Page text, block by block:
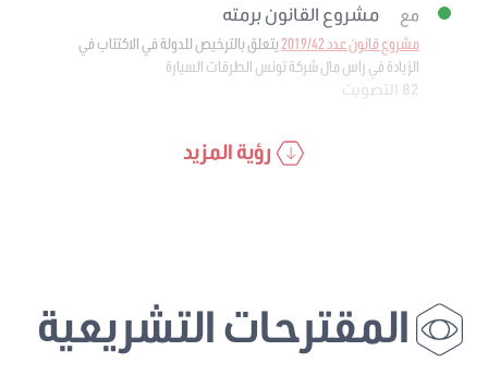
مع مشروع القانون برمته
مشروع قانون عدد 2019/42
يتعلق بالترخيص للدولة في الاكتتاب في
الزيادة في راس مال شركة تونس الطرقات السيارة
82 التصويت
رؤية المزيد
المقترحات التشريعية